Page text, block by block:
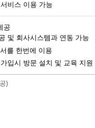
비스 이용 가능
공
및 회사시스템과 연동 가능
를 한번에 이용
입시 방문 설치 및 교육 지원
)